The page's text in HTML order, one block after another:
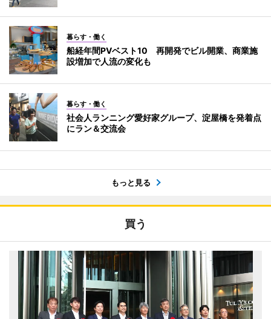
暮らす・働く
船経年間PVベスト10 再開発でビル開業、商業施
設増加で人流の変化も
暮らす・働く
社会人ランニング愛好家グループ、淀屋橋を発着点
にラン＆交流会
もっと見る
買う